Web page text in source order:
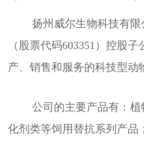
扬州威尔生物科技有限
（股票代码603351）控股
产、销售和服务的科技型动
公司的主要产品有：植
化剂类等饲用替抗系列产品